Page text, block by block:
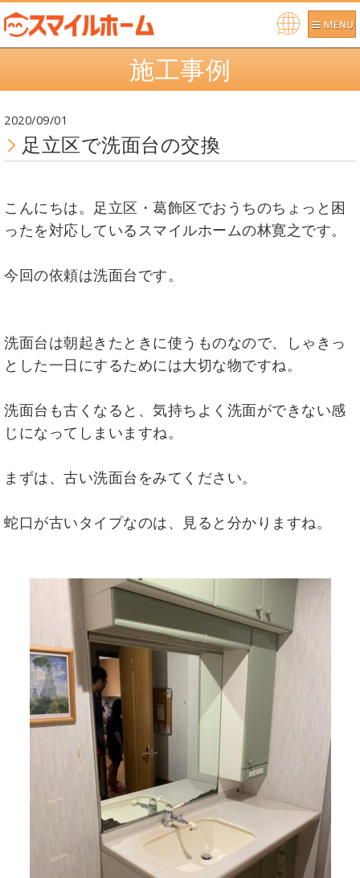
Po
re
施工事例
2020/09/01
足立区で洗面台の交換
こんにちは。足立区・葛飾区でおうちのちょっと困
ったを対応しているスマイルホームの林寛之です。
今回の依頼は洗面台です。
洗面台は朝起きたときに使うものなので、しゃきっ
とした一日にするためには大切な物ですね。
洗面台も古くなると、気持ちよく洗面ができない感
じになってしまいますね。
まずは、古い洗面台をみてください。
蛇口が古いタイプなのは、見ると分かりますね。